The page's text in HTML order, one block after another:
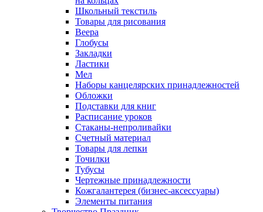
Школьный текстиль
Товары для рисования
Веера
Глобусы
Закладки
Ластики
Мел
Наборы канцелярских принадлежностей
Обложки
Подставки для книг
Расписание уроков
Стаканы-непроливайки
Счетный материал
Товары для лепки
Точилки
Тубусы
Чертежные принадлежности
Кожгалантерея (бизнес-аксессуары)
Элементы питания